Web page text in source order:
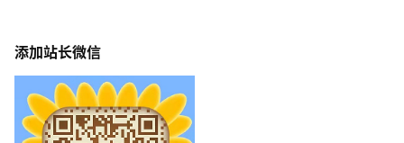
添加站长微信